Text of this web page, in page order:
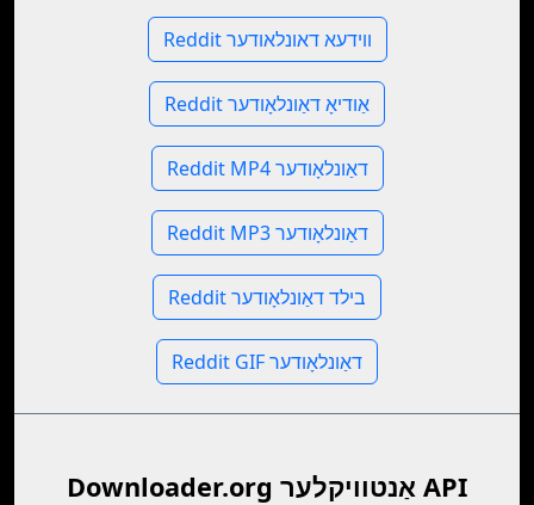
Reddit ווידעא דאונלאודער
Reddit אַודיאָ דאַונלאָודער
Reddit MP4 דאַונלאָודער
Reddit MP3 דאַונלאָודער
Reddit בילד דאַונלאָודער
Reddit GIF דאַונלאָודער
Downloader.org אַנטוויקלער API